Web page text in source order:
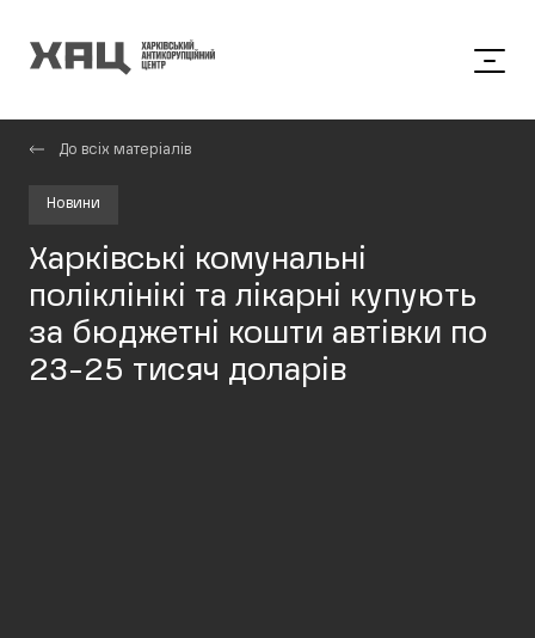
До всіх матеріалів
Новини
Харківські комунальні
поліклінікі та лікарні купують
за бюджетні кошти автівки по
23-25 тисяч доларів